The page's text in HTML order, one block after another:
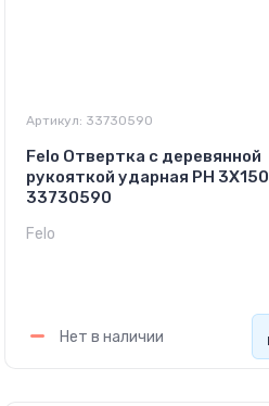
Артикул: 33730590
Felo Отвертка с деревянной
рукояткой ударная PH 3Х150
33730590
Felo
Нет в наличии